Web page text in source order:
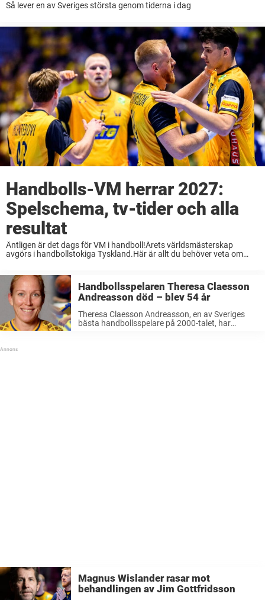
Så lever en av Sveriges största genom tiderna i dag
Handbolls-VM herrar 2027:
Spelschema, tv-tider och alla
resultat
Äntligen är det dags för VM i handboll!Årets världsmästerskap
avgörs i handbollstokiga Tyskland.Här är allt du behöver veta om
under handbolls-VM 2027. Mästerskapet väntas bli ...
Handbollsspelaren Theresa Claesson
Andreasson död – blev 54 år
Theresa Claesson Andreasson, en av Sveriges
bästa handbollsspelare på 2000-talet, har
Magnus Wislander rasar mot
behandlingen av Jim Gottfridsson